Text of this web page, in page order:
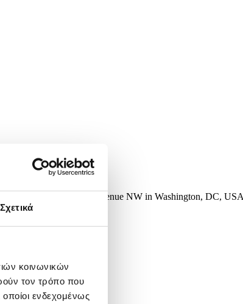
Σχετικά
κοινωνικών
τον τρόπο που
ενδεχομένως
and Pennsylvania Avenue NW in Washington, DC,
LO...